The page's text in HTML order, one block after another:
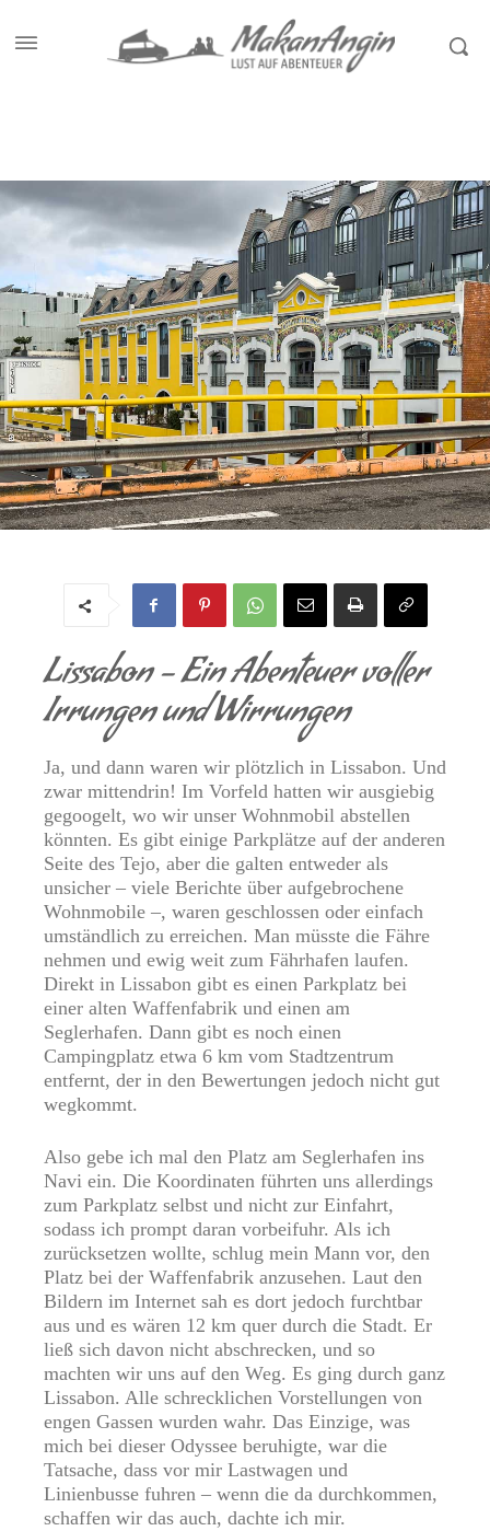
LISSABON
Lissabon – Ein Abenteuer voller
Irrungen und Wirrungen
Ja, und dann waren wir plötzlich in Lissabon. Und
zwar mittendrin! Im Vorfeld hatten wir ausgiebig
gegoogelt, wo wir unser Wohnmobil abstellen
könnten. Es gibt einige Parkplätze auf der anderen
Seite des Tejo, aber die galten entweder als
unsicher – viele Berichte über aufgebrochene
Wohnmobile –, waren geschlossen oder einfach
umständlich zu erreichen. Man müsste die Fähre
nehmen und ewig weit zum Fährhafen laufen.
Direkt in Lissabon gibt es einen Parkplatz bei
einer alten Waffenfabrik und einen am
Seglerhafen. Dann gibt es noch einen
Campingplatz etwa 6 km vom Stadtzentrum
entfernt, der in den Bewertungen jedoch nicht gut
wegkommt.
Also gebe ich mal den Platz am Seglerhafen ins
Navi ein. Die Koordinaten führten uns allerdings
zum Parkplatz selbst und nicht zur Einfahrt,
sodass ich prompt daran vorbeifuhr. Als ich
zurücksetzen wollte, schlug mein Mann vor, den
Platz bei der Waffenfabrik anzusehen. Laut den
Bildern im Internet sah es dort jedoch furchtbar
aus und es wären 12 km quer durch die Stadt. Er
ließ sich davon nicht abschrecken, und so
machten wir uns auf den Weg. Es ging durch ganz
Lissabon. Alle schrecklichen Vorstellungen von
engen Gassen wurden wahr. Das Einzige, was
mich bei dieser Odyssee beruhigte, war die
Tatsache, dass vor mir Lastwagen und
Linienbusse fuhren – wenn die da durchkommen,
schaffen wir das auch, dachte ich mir.